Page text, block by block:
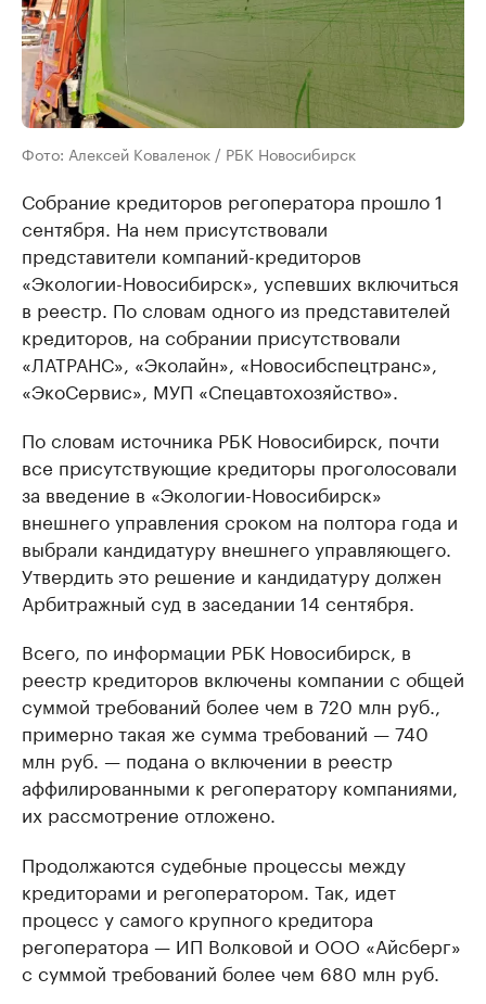
Фото: Алексей Коваленок / РБК Новосибирск
Собрание кредиторов регоператора прошло 1
сентября. На нем присутствовали
представители компаний-кредиторов
«Экологии-Новосибирск», успевших включиться
в реестр. По словам одного из представителей
кредиторов, на собрании присутствовали
«ЛАТРАНС», «Эколайн», «Новосибспецтранс»,
«ЭкоСервис», МУП «Спецавтохозяйство».
По словам источника РБК Новосибирск, почти
все присутствующие кредиторы проголосовали
за введение в «Экологии-Новосибирск»
внешнего управления сроком на полтора года и
выбрали кандидатуру внешнего управляющего.
Утвердить это решение и кандидатуру должен
Арбитражный суд в заседании 14 сентября.
Всего, по информации РБК Новосибирск, в
реестр кредиторов включены компании с общей
суммой требований более чем в 720 млн руб.,
примерно такая же сумма требований — 740
млн руб. — подана о включении в реестр
аффилированными к регоператору компаниями,
их рассмотрение отложено.
Продолжаются судебные процессы между
кредиторами и регоператором. Так, идет
процесс у самого крупного кредитора
регоператора — ИП Волковой и ООО «Айсберг»
с суммой требований более чем 680 млн руб.